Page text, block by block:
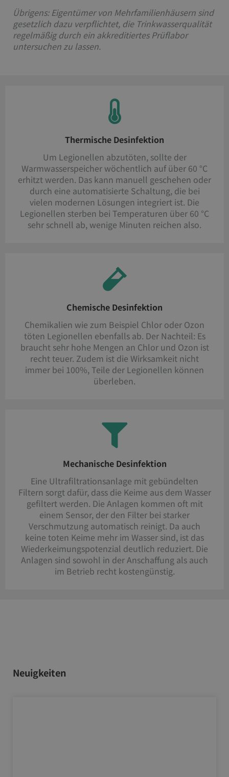
Übrigens: Eigentümer von Mehrfamilienhäusern sind
gesetzlich dazu verpflichtet, die Trinkwasserqualität
regelmäßig durch ein akkreditiertes Prüflabor
untersuchen zu lassen.
Thermische Desinfektion
Um Legionellen abzutöten, sollte der
Warmwasserspeicher wöchentlich auf über 60 °C
erhitzt werden. Das kann manuell geschehen oder
durch eine automatisierte Schaltung, die bei
vielen modernen Lösungen integriert ist. Die
Legionellen sterben bei Temperaturen über 60 °C
sehr schnell ab, wenige Minuten reichen also.
Chemische Desinfektion
Chemikalien wie zum Beispiel Chlor oder Ozon
töten Legionellen ebenfalls ab. Der Nachteil: Es
braucht sehr hohe Mengen an Chlor und Ozon ist
recht teuer. Zudem ist die Wirksamkeit nicht
immer bei 100%, Teile der Legionellen können
überleben.
Mechanische Desinfektion
Eine Ultrafiltrationsanlage mit gebündelten
Filtern sorgt dafür, dass die Keime aus dem Wasser
gefiltert werden. Die Anlagen kommen oft mit
einem Sensor, der den Filter bei starker
Verschmutzung automatisch reinigt. Da auch
keine toten Keime mehr im Wasser sind, ist das
Wiederkeimungspotenzial deutlich reduziert. Die
Anlagen sind sowohl in der Anschaffung als auch
im Betrieb recht kostengünstig.
Neuigkeiten